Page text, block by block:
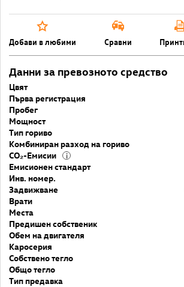
Добави в любими Сравни
Данни за превозното средство
Цвят
Първа регистрация
Пробег
Мощност
Тип гориво
Комбиниран разход на гориво
CO₂-Емисии
i
Емисионен стандарт
Инв. номер.
Задвижване
Врати
Места
Предишен собственик
Обем на двигателя
Каросерия
Собствено тегло
Общо тегло
Тип предавка